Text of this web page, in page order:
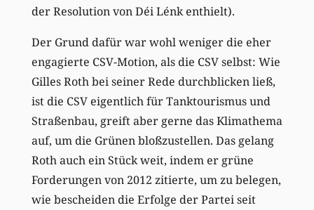
der Resolution von Déi Lénk enthielt).
Der Grund dafür war wohl weniger die eher
engagierte CSV-Motion, als die CSV selbst: Wie
Gilles Roth bei seiner Rede durchblicken ließ,
ist die CSV eigentlich für Tanktourismus und
Straßenbau, greift aber gerne das Klimathema
auf, um die Grünen bloßzustellen. Das gelang
Roth auch ein Stück weit, indem er grüne
Forderungen von 2012 zitierte, um zu belegen,
wie bescheiden die Erfolge der Partei seit